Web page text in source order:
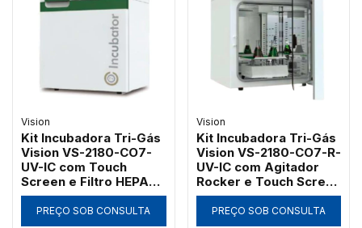
Vision
Kit Incubadora Tri-Gás
Vision VS-2180-CO7-
UV-IC com Touch
Screen e Filtro HEPA
180L
PREÇO SOB CONSULTA
Vision
Kit Incubadora Tri-Gás
Vision VS-2180-CO7-R-
UV-IC com Agitador
Rocker e Touch Screen
180L
PREÇO SOB CONSULTA